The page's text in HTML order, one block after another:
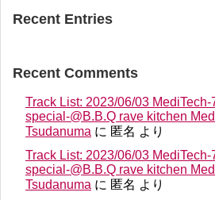
Recent Entries
Recent Comments
Track List: 2023/06/03
special-@B.B.Q rave kitchen
Tsudanuma に 匿名 より
Track List: 2023/06/03
special-@B.B.Q rave kitchen
Tsudanuma に 匿名 より